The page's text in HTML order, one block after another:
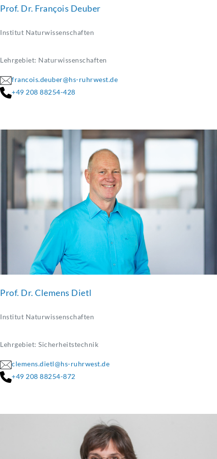
Prof. Dr. François Deuber
Institut Naturwissenschaften
Lehrgebiet: Naturwissenschaften
francois.deuber@hs-ruhrwest.de
+49 208 88254-428
Prof. Dr. Clemens Dietl
Institut Naturwissenschaften
Lehrgebiet: Sicherheitstechnik
clemens.dietl@hs-ruhrwest.de
+49 208 88254-872